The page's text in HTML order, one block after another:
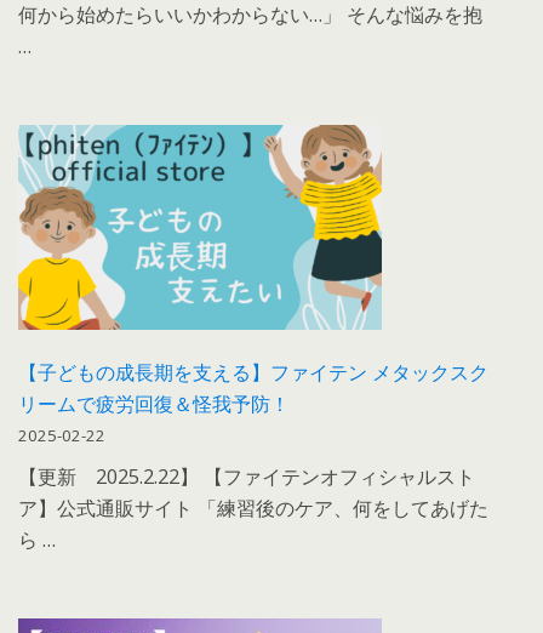
何から始めたらいいかわからない…」 そんな悩みを抱
…
【子どもの成長期を支える】ファイテン メタックスク
リームで疲労回復＆怪我予防！
2025-02-22
【更新 2025.2.22】 【ファイテンオフィシャルスト
ア】公式通販サイト 「練習後のケア、何をしてあげた
ら …